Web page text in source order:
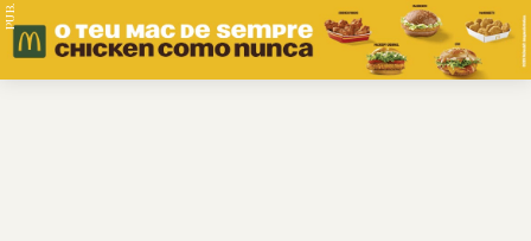
PUB.